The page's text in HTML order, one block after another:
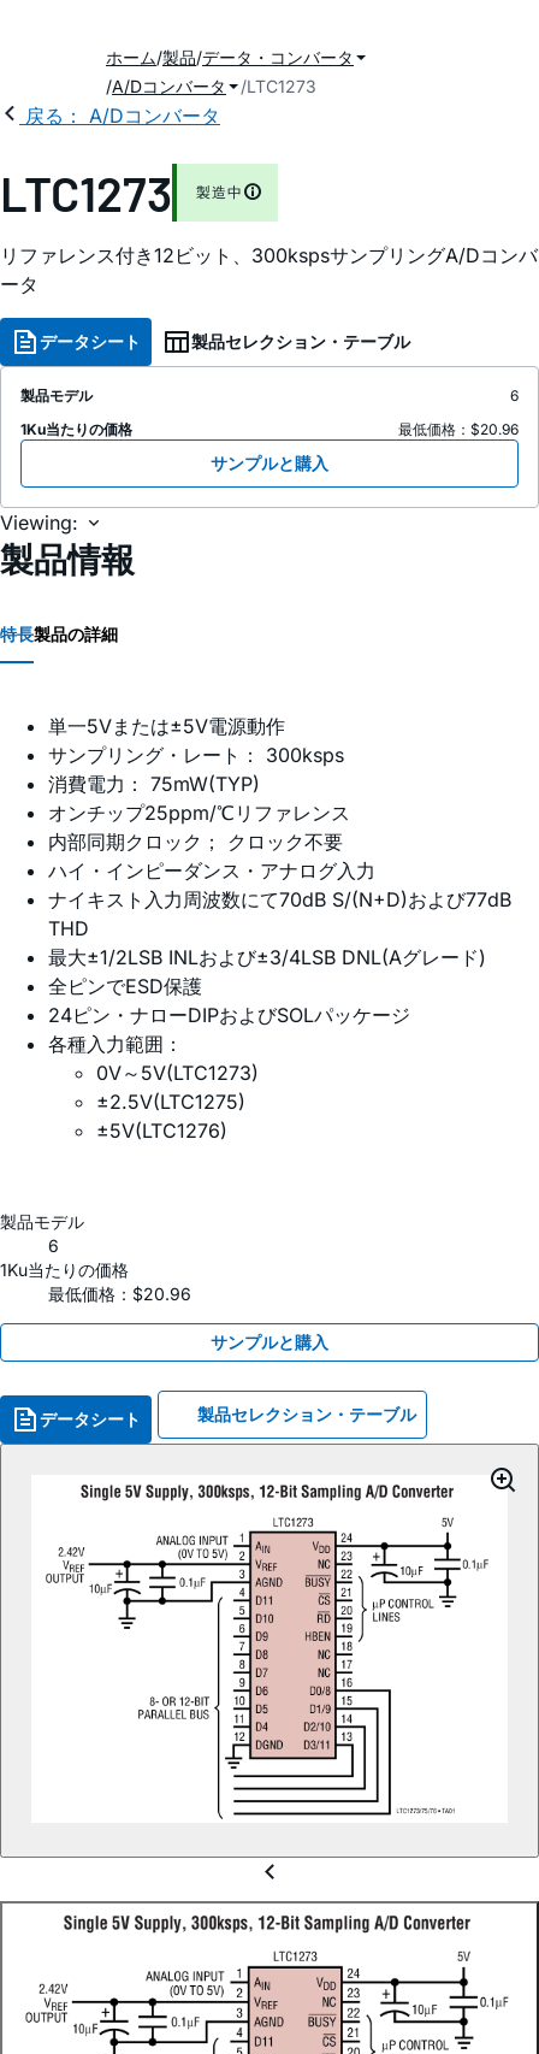
ホーム 製品 データ・コンバータ
A/Dコンバータ
LTC1273
戻る： A/Dコンバータ
LTC1273 製造中
リファレンス付き12ビット、300kspsサンプリングA/Dコンバ
ータ
データシート 製品セレクション・テーブル
製品モデル
6
1Ku当たりの価格
最低価格：$20.96
サンプルと購入
Viewing:
製品情報
特長製品の詳細
単一5Vまたは±5V電源動作
サンプリング・レート： 300ksps
消費電力： 75mW(TYP)
オンチップ25ppm/℃リファレンス
内部同期クロック； クロック不要
ハイ・インピーダンス・アナログ入力
ナイキスト入力周波数にて70dB S/(N+D)および77dB
THD
最大±1/2LSB INLおよび±3/4LSB DNL(Aグレード)
全ピンでESD保護
24ピン・ナローDIPおよびSOLパッケージ
各種入力範囲：
0V～5V(LTC1273)
±2.5V(LTC1275)
±5V(LTC1276)
製品モデル
6
1Ku当たりの価格
最低価格：$20.96
サンプルと購入
データシート 製品セレクション・テーブル